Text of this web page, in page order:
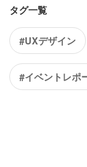
タグ一覧
#UXデザイン
#イベントレポ